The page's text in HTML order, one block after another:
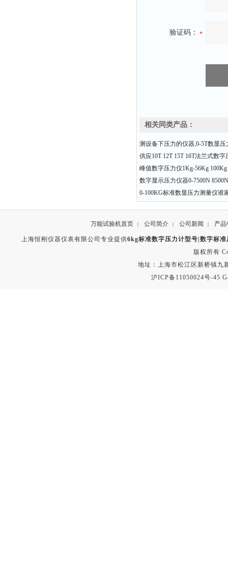
验证码：
相关同类产品：
测设备下压力的仪器,0-5T数显压
供应10T 12T 15T 16T法兰式数字
峰值数字压力仪1Kg-56Kg 100Kg
数字显示压力仪器0-7500N
0-100KG标准数显压力测量仪谁
万能试验机首页 | 公司简介 | 公司新闻 | 产品
上海恒刚仪器仪表有限公司专业提供6kg标准数字压力计型号|数字标准
版权所有
地址：上海市松江区新桥镇九
沪ICP备11050024号-45